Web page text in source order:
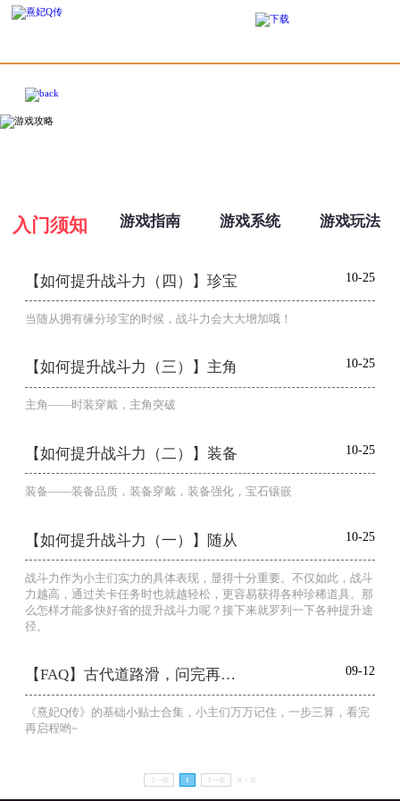
入门须知 游戏指南 游戏系统 游戏玩法
【如何提升战斗力（四）】珍宝 10-25
当随从拥有缘分珍宝的时候，战斗力会大大增加哦！
【如何提升战斗力（三）】主角 10-25
主角——时装穿戴，主角突破
【如何提升战斗力（二）】装备 10-25
装备——装备品质，装备穿戴，装备强化，宝石镶嵌
【如何提升战斗力（一）】随从 10-25
战斗力作为小主们实力的具体表现，显得十分重要。不仅如此，战斗
力越高，通过关卡任务时也就越轻松，更容易获得各种珍稀道具。那
么怎样才能多快好省的提升战斗力呢？接下来就罗列一下各种提升途
径。
【FAQ】古代道路滑，问完再启程 09-12
《熹妃Q传》的基础小贴士合集，小主们万万记住，一步三算，看完
再启程哟~
上一页 1 下一页 共 1 页